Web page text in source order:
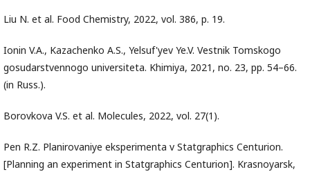
Liu N. et al. Food Chemistry, 2022, vol. 386, p. 19.
Ionin V.A., Kazachenko A.S., Yelsuf'yev Ye.V. Vestnik Tomskogo
gosudarstvennogo universiteta. Khimiya, 2021, no. 23, pp. 54–66.
(in Russ.).
Borovkova V.S. et al. Molecules, 2022, vol. 27(1).
Pen R.Z. Planirovaniye eksperimenta v Statgraphics Centurion.
[Planning an experiment in Statgraphics Centurion]. Krasnoyarsk,